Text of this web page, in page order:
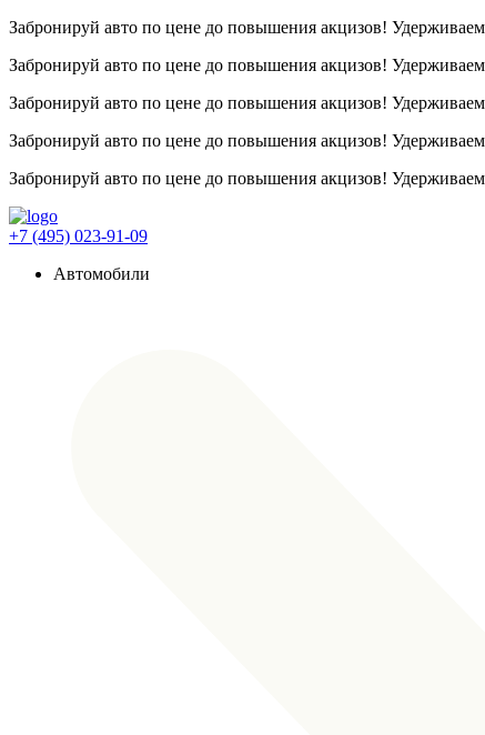
Забронируй авто по цене до повышения акцизов!
Забронируй авто по цене до повышения акцизов!
Забронируй авто по цене до повышения акцизов!
Забронируй авто по цене до повышения акцизов!
Забронируй авто по цене до повышения акцизов!
+7 (495) 023-91-09
Автомобили